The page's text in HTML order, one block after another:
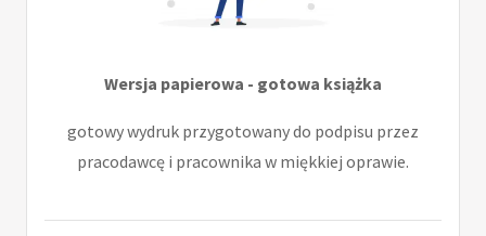
Wersja papierowa - gotowa książka
gotowy wydruk przygotowany do podpisu przez
pracodawcę i pracownika w miękkiej oprawie.